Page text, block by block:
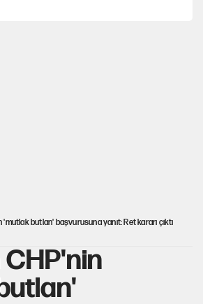
'mutlak butlan' başvurusuna yanıt: Ret kararı çıktı